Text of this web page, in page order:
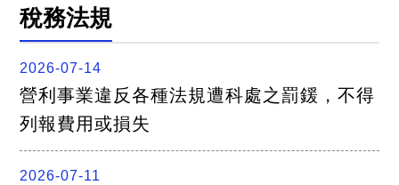
稅務法規
2026-07-14
營利事業違反各種法規遭科處之罰鍰，不得
列報費用或損失
2026-07-11